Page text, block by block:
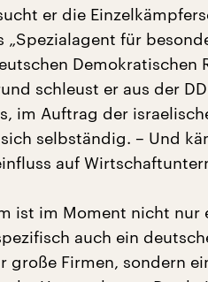
er die
für
Demokratischen
schleust er aus der
im Auftrag der
selbständig. – Und
auf
ist im Moment nicht nur
auch ein
große Firmen, sondern